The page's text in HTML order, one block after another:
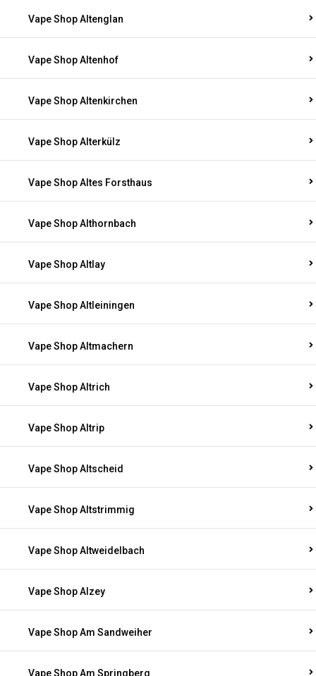
Vape Shop Altenglan
Vape Shop Altenhof
Vape Shop Altenkirchen
Vape Shop Alterkülz
Vape Shop Altes Forsthaus
Vape Shop Althornbach
Vape Shop Altlay
Vape Shop Altleiningen
Vape Shop Altmachern
Vape Shop Altrich
Vape Shop Altrip
Vape Shop Altscheid
Vape Shop Altstrimmig
Vape Shop Altweidelbach
Vape Shop Alzey
Vape Shop Am Sandweiher
Vape Shop Am Springberg